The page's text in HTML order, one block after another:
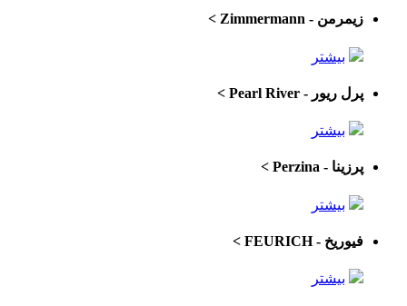
زیمرمن - Zimmermann >
بیشتر
پرل ریور - Pearl River >
بیشتر
پرزینا - Perzina >
بیشتر
فیوریخ - FEURICH >
بیشتر